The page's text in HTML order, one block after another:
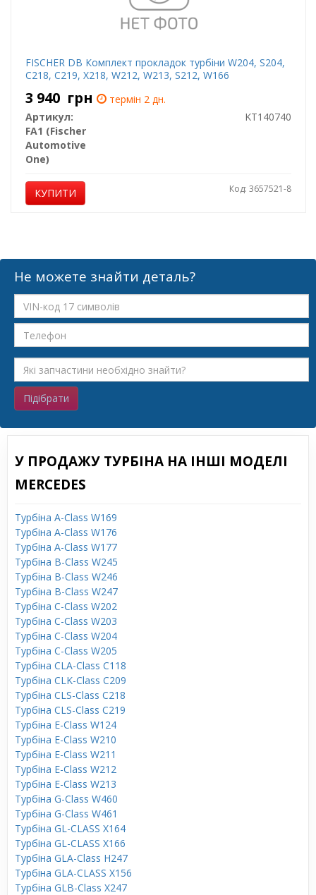
FISCHER DB Комплект прокладок турбіни W204, S204,
C218, C219, X218, W212, W213, S212, W166
3 940 грн
термін 2 дн.
Артикул:
KT140740
FA1 (Fischer
Automotive
One)
КУПИТИ Код: 3657521-8
Не можете знайти деталь?
Підібрати
У ПРОДАЖУ ТУРБІНА НА ІНШІ МОДЕЛІ
MERCEDES
Турбіна A-Class W169
Турбіна A-Class W176
Турбіна A-Class W177
Турбіна B-Class W245
Турбіна B-Class W246
Турбіна B-Class W247
Турбіна C-Class W202
Турбіна C-Class W203
Турбіна C-Class W204
Турбіна C-Class W205
Турбіна CLA-Class C118
Турбіна CLK-Class C209
Турбіна CLS-Class C218
Турбіна CLS-Class C219
Турбіна E-Class W124
Турбіна E-Class W210
Турбіна E-Class W211
Турбіна E-Class W212
Турбіна E-Class W213
Турбіна G-Class W460
Турбіна G-Class W461
Турбіна GL-CLASS X164
Турбіна GL-CLASS X166
Турбіна GLA-Class H247
Турбіна GLA-CLASS X156
Турбіна GLB-Class X247